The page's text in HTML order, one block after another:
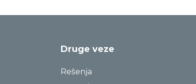
Druge veze
Rešenja